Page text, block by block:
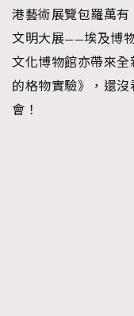
港藝術展覽包羅萬
文明大展——埃及博
文化博物館亦帶來
的格物實驗》，還
會！